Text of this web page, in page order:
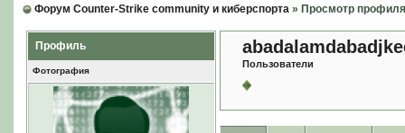
Форум Counter-Strike community и киберспорта» Просмотр профиля
Профиль
Фотография
Пользователи